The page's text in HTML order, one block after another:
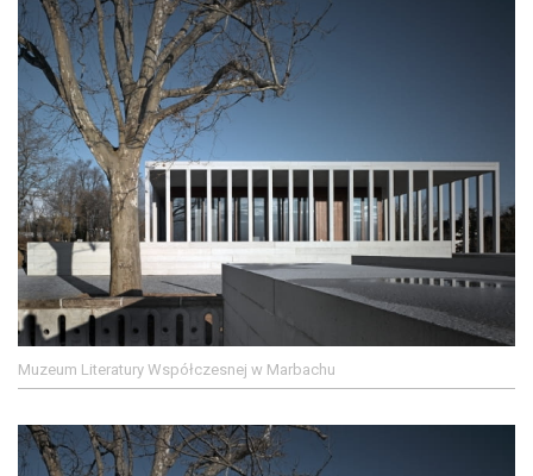
Muzeum Literatury Współczesnej w Marbachu